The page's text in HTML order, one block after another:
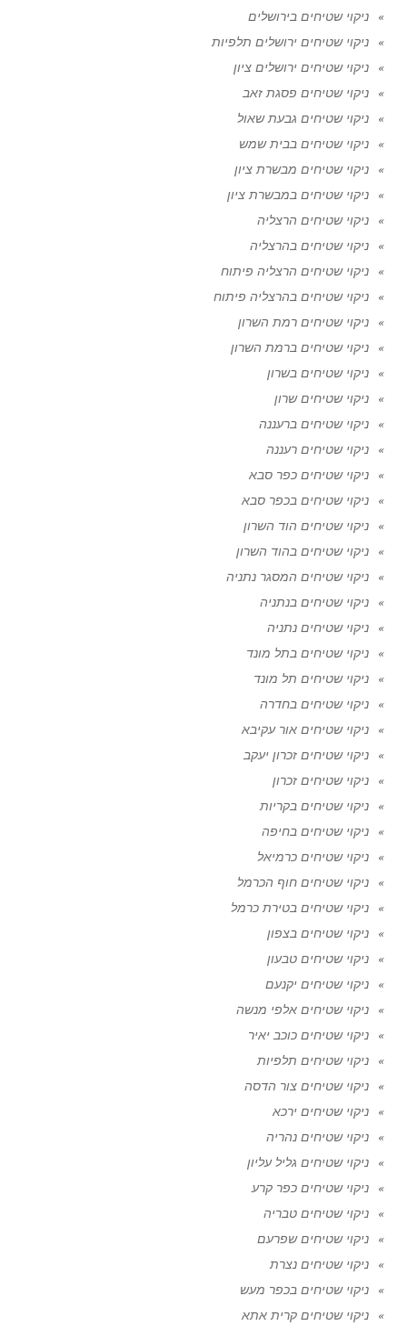
ניקוי שטיחים בירושלים
ניקוי שטיחים ירושלים תלפיות
ניקוי שטיחים ירושלים ציון
ניקוי שטיחים פסגת זאב
ניקוי שטיחים גבעת שאול
ניקוי שטיחים בבית שמש
ניקוי שטיחים מבשרת ציון
ניקוי שטיחים במבשרת ציון
ניקוי שטיחים הרצליה
ניקוי שטיחים בהרצליה
ניקוי שטיחים הרצליה פיתוח
ניקוי שטיחים בהרצליה פיתוח
ניקוי שטיחים רמת השרון
ניקוי שטיחים ברמת השרון
ניקוי שטיחים בשרון
ניקוי שטיחים שרון
ניקוי שטיחים ברעננה
ניקוי שטיחים רעננה
ניקוי שטיחים כפר סבא
ניקוי שטיחים בכפר סבא
ניקוי שטיחים הוד השרון
ניקוי שטיחים בהוד השרון
ניקוי שטיחים המסגר נתניה
ניקוי שטיחים בנתניה
ניקוי שטיחים נתניה
ניקוי שטיחים בתל מונד
ניקוי שטיחים תל מונד
ניקוי שטיחים בחדרה
ניקוי שטיחים אור עקיבא
ניקוי שטיחים זכרון יעקב
ניקוי שטיחים זכרון
ניקוי שטיחים בקריות
ניקוי שטיחים בחיפה
ניקוי שטיחים כרמיאל
ניקוי שטיחים חוף הכרמל
ניקוי שטיחים בטירת כרמל
ניקוי שטיחים בצפון
ניקוי שטיחים טבעון
ניקוי שטיחים יקנעם
ניקוי שטיחים אלפי מנשה
ניקוי שטיחים כוכב יאיר
ניקוי שטיחים תלפיות
ניקוי שטיחים צור הדסה
ניקוי שטיחים ירכא
ניקוי שטיחים נהריה
ניקוי שטיחים גליל עליון
ניקוי שטיחים כפר קרע
ניקוי שטיחים טבריה
ניקוי שטיחים שפרעם
ניקוי שטיחים נצרת
ניקוי שטיחים בכפר מעש
ניקוי שטיחים קרית אתא